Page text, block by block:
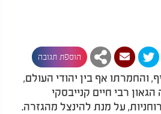
הוספת תגובה
והחמרתו אף בין יהודי העולם,
רבי חיים קנייבסקי
על מנת להינצל מהגזרה.